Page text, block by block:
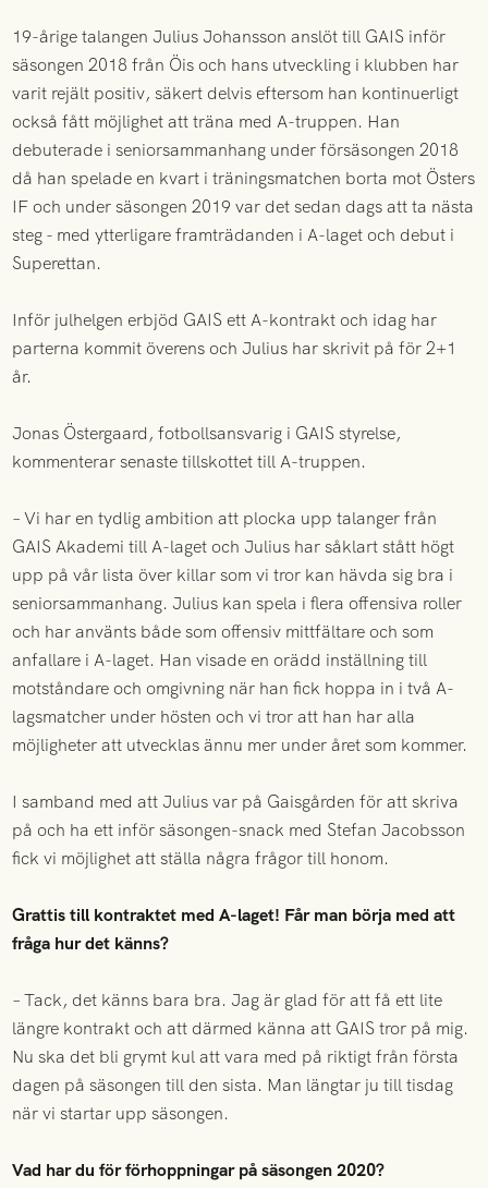
19-årige talangen Julius Johansson anslöt till GAIS inför
säsongen 2018 från Öis och hans utveckling i klubben har
varit rejält positiv, säkert delvis eftersom han kontinuerligt
också fått möjlighet att träna med A-truppen. Han
debuterade i seniorsammanhang under försäsongen 2018
då han spelade en kvart i träningsmatchen borta mot Östers
IF och under säsongen 2019 var det sedan dags att ta nästa
steg - med ytterligare framträdanden i A-laget och debut i
Superettan.
Inför julhelgen erbjöd GAIS ett A-kontrakt och idag har
parterna kommit överens och Julius har skrivit på för 2+1
år.
Jonas Östergaard, fotbollsansvarig i GAIS styrelse,
kommenterar senaste tillskottet till A-truppen.
– Vi har en tydlig ambition att plocka upp talanger från
GAIS Akademi till A-laget och Julius har såklart stått högt
upp på vår lista över killar som vi tror kan hävda sig bra i
seniorsammanhang. Julius kan spela i flera offensiva roller
och har använts både som offensiv mittfältare och som
anfallare i A-laget. Han visade en orädd inställning till
motståndare och omgivning när han fick hoppa in i två A-
lagsmatcher under hösten och vi tror att han har alla
möjligheter att utvecklas ännu mer under året som kommer.
I samband med att Julius var på Gaisgården för att skriva
på och ha ett inför säsongen-snack med Stefan Jacobsson
fick vi möjlighet att ställa några frågor till honom.
Grattis till kontraktet med A-laget! Får man börja med att
fråga hur det känns?
– Tack, det känns bara bra. Jag är glad för att få ett lite
längre kontrakt och att därmed känna att GAIS tror på mig.
Nu ska det bli grymt kul att vara med på riktigt från första
dagen på säsongen till den sista. Man längtar ju till tisdag
när vi startar upp säsongen.
Vad har du för förhoppningar på säsongen 2020?